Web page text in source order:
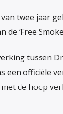
twee jaar
de ‘Free
tussen
een officiële
de hoop